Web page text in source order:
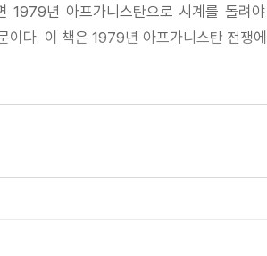
1979년 아프가니스탄으로 시계를 돌
이다. 이 책은 1979년 아프가니스탄 전
불리는 쿠틉, 쿠틉의 후계자인 자와히